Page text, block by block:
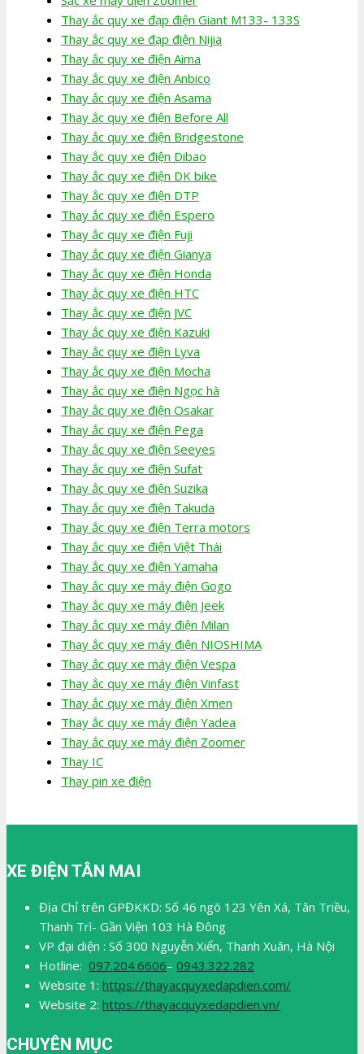
Thay ắc quy xe đạp điện Giant M133- 133S
Thay ắc quy xe đạp điện Nijia
Thay ắc quy xe điện Aima
Thay ắc quy xe điện Anbico
Thay ắc quy xe điện Asama
Thay ắc quy xe điện Before All
Thay ắc quy xe điện Bridgestone
Thay ắc quy xe điện Dibao
Thay ắc quy xe điện DK bike
Thay ắc quy xe điện DTP
Thay ắc quy xe điện Espero
Thay ắc quy xe điện Fuji
Thay ắc quy xe điện Gianya
Thay ắc quy xe điện Honda
Thay ắc quy xe điện HTC
Thay ắc quy xe điện JVC
Thay ắc quy xe điện Kazuki
Thay ắc quy xe điện Lyva
Thay ắc quy xe điện Mocha
Thay ắc quy xe điện Ngọc hà
Thay ắc quy xe điện Osakar
Thay ắc quy xe điện Pega
Thay ắc quy xe điện Seeyes
Thay ắc quy xe điện Sufat
Thay ắc quy xe điện Suzika
Thay ắc quy xe điện Takuda
Thay ắc quy xe điện Terra motors
Thay ắc quy xe điện Việt Thái
Thay ắc quy xe điện Yamaha
Thay ắc quy xe máy điện Gogo
Thay ắc quy xe máy điện Jeek
Thay ắc quy xe máy điện Milan
Thay ắc quy xe máy điện NIOSHIMA
Thay ắc quy xe máy điện Vespa
Thay ắc quy xe máy điện Vinfast
Thay ắc quy xe máy điện Xmen
Thay ắc quy xe máy điện Yadea
Thay ắc quy xe máy điện Zoomer
Thay IC
Thay pin xe điện
XE ĐIỆN TÂN MAI
Địa Chỉ trên GPĐKKD: Số 46 ngõ 123 Yên Xá, Tân Triều,
Thanh Trì- Gần Viện 103 Hà Đông
VP đại diện : Số 300 Nguyễn Xiển, Thanh Xuân, Hà Nội
Hotline: 097.204.6606– 0943.322.282
Website 1: https://thayacquyxedapdien.com/
Website 2: https://thayacquyxedapdien.vn/
CHUYÊN MỤC